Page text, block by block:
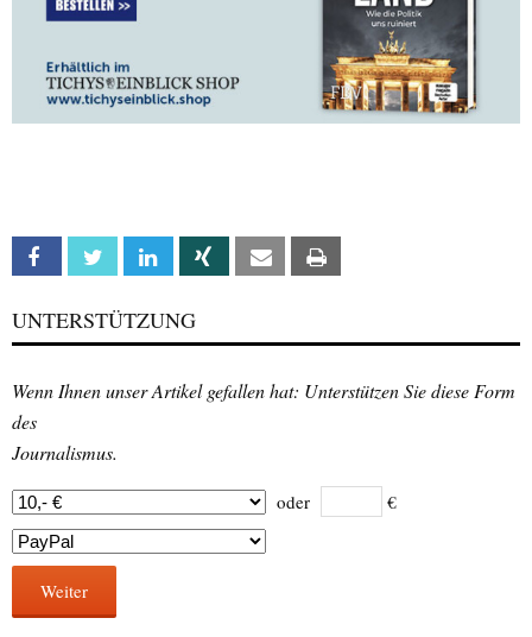
Facebook Twitter Linkedin Xing Email
UNTERSTÜTZUNG
Wenn Ihnen unser Artikel gefallen hat: Unterstützen Sie diese Form
des
Journalismus.
oder €
Weiter